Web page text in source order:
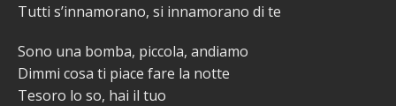
Tutti s’innamorano, si innamorano di te
Sono una bomba, piccola, andiamo
Dimmi cosa ti piace fare la notte
Tesoro lo so, hai il tuo